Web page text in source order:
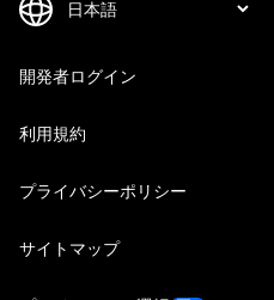
開発者ログイン
利用規約
プライバシーポリシー
サイトマップ